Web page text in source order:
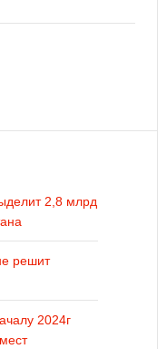
2,8 млрд
решит
2024г